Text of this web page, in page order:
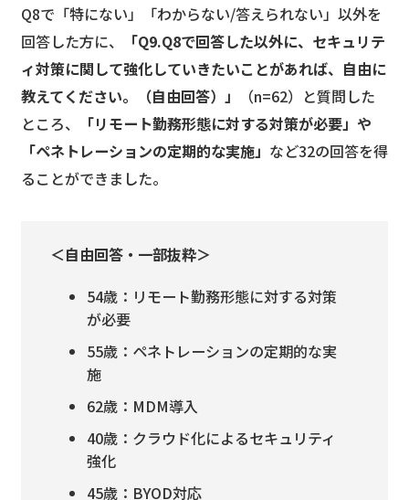
Q8で「特にない」「わからない/答えられない」以外を
回答した方に、
「Q9.Q8で回答した以外に、セキュリテ
ィ対策に関して強化していきたいことがあれば、自由に
教えてください。（自由回答）」
（n=62）と質問した
ところ、
「リモート勤務形態に対する対策が必要」や
「ペネトレーションの定期的な実施」 など32の回答を得
ることができました。
＜自由回答・一部抜粋＞
54歳：リモート勤務形態に対する対策
が必要
55歳：ペネトレーションの定期的な実
施
62歳：MDM導入
40歳：クラウド化によるセキュリティ
強化
45歳：BYOD対応